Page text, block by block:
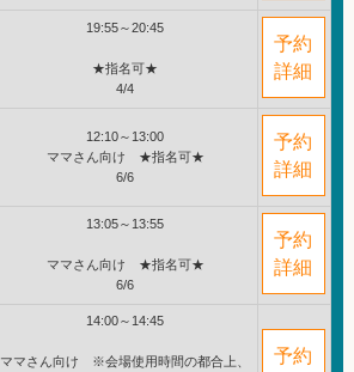
19:55～20:45
★指名可★
4/4
予約
詳細
12:10～13:00
ママさん向け ★指名可★
6/6
予約
詳細
13:05～13:55
ママさん向け ★指名可★
6/6
予約
詳細
14:00～14:45
ママさん向け ※会場使用時間の都合上、
予約